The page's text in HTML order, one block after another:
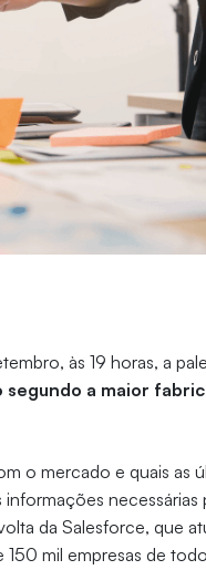
às 19 horas, a
a maior
o mercado e quais as
necessárias
da Salesforce, que
mil empresas de